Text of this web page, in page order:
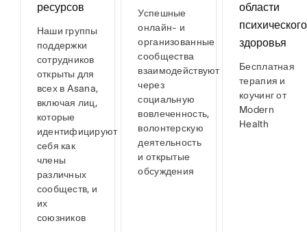
ресурсов
Наши группы
поддержки
сотрудников
открыты для
всех в Asana,
включая лиц,
которые
идентифицируют
себя как
члены
различных
сообществ, и
их
союзников
Успешные
онлайн- и
организованные
сообщества
взаимодействуют
через
социальную
вовлеченность,
волонтерскую
деятельность
и открытые
обсуждения
области
психического
здоровья
Бесплатная
терапия и
коучинг от
Modern
Health